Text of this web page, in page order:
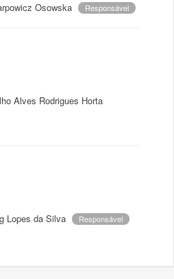
Osowska Responsável
Alves Rodrigues Horta
Lopes da Silva Responsável